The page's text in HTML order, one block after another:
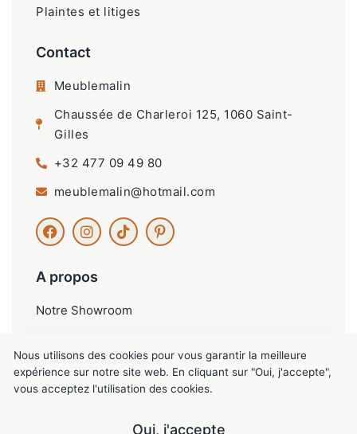
Plaintes et litiges
Contact
Meublemalin
Chaussée de Charleroi 125, 1060 Saint-
Gilles
+32 477 09 49 80
meublemalin@hotmail.com
A propos
Notre Showroom
Contactez-nous
Nous utilisons des cookies pour vous garantir la meilleure
expérience sur notre site web. En cliquant sur "Oui, j'accepte",
vous acceptez l'utilisation des cookies.
Oui, j'accepte